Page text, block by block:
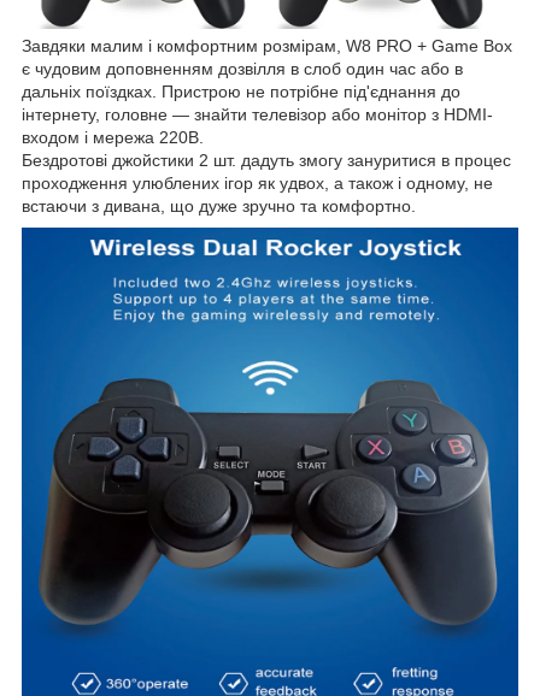
Завдяки малим і комфортним розмірам, W8 PRO + Game Box
є чудовим доповненням дозвілля в слоб один час або в
дальніх поїздках. Пристрою не потрібне під'єднання до
інтернету, головне — знайти телевізор або монітор з HDMI-
входом і мережа 220B.
Бездротові джойстики 2 шт. дадуть змогу зануритися в процес
проходження улюблених ігор як удвох, а також і одному, не
встаючи з дивана, що дуже зручно та комфортно.